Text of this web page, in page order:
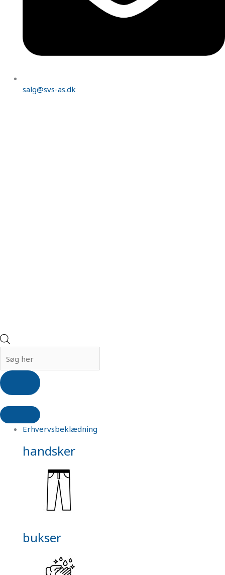
salg@svs-as.dk
Erhvervsbeklædning
handsker
bukser